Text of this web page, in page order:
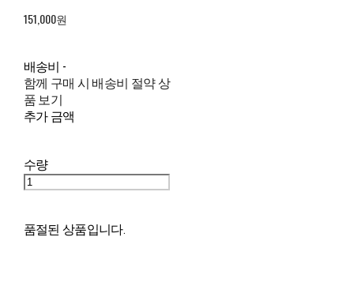
151,000원
배송비 -
함께 구매 시 배송비 절약 상
품 보기
추가 금액
수량
품절된 상품입니다.